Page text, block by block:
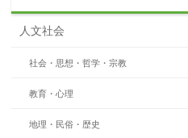
人文社会
社会・思想・哲学・宗教
教育・心理
地理・民俗・歴史